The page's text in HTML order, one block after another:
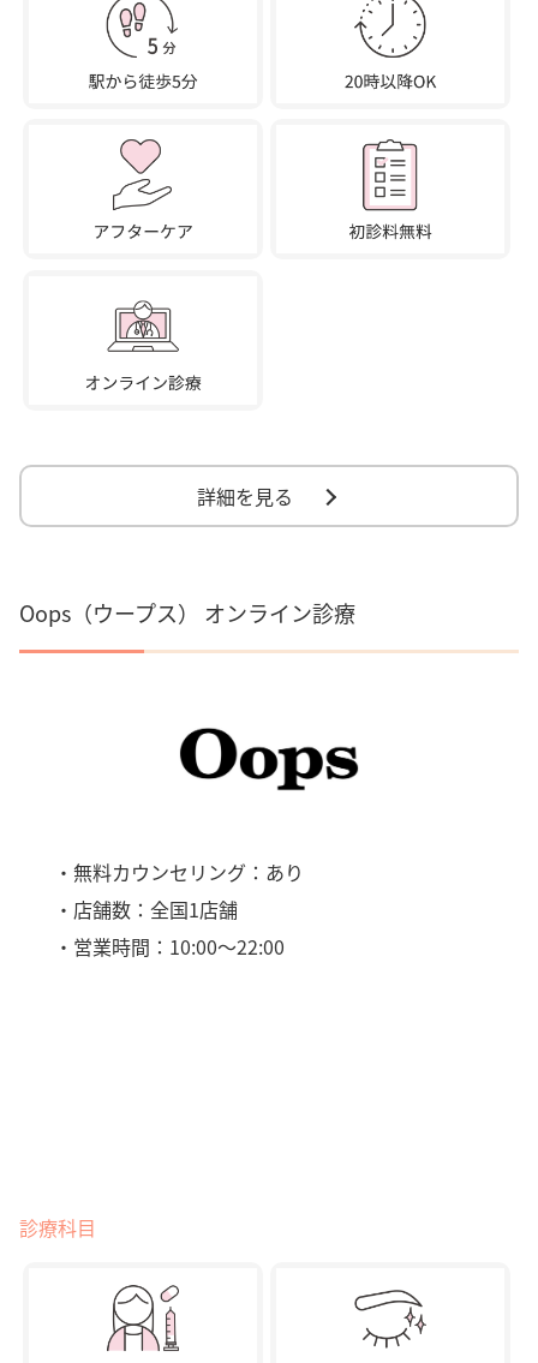
詳細を見る
Oops（ウープス） オンライン診療
・無料カウンセリング：あり
・店舗数：全国1店舗
・営業時間：10:00～22:00
診療科目